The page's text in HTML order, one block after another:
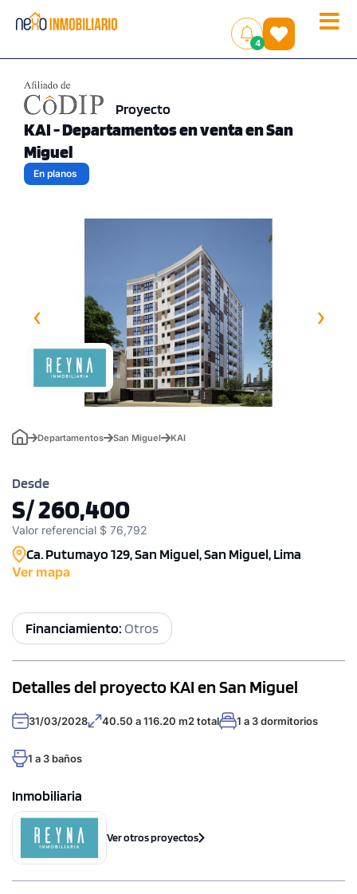
Toggle
4
()
Proyecto
KAI - Departamentos en venta en San
Miguel
En planos
‹ ›
Departamentos San Miguel KAI
Desde
S/ 260,400
Valor referencial $ 76,792
Ca. Putumayo 129, San Miguel, San Miguel, Lima
Ver mapa
Financiamiento:Otros
Detalles del proyecto KAI en San Miguel
31/03/2028 40.50 a 116.20 m2 total 1 a 3 dormitorios
1 a 3 baños
Inmobiliaria
Ver otros proyectos